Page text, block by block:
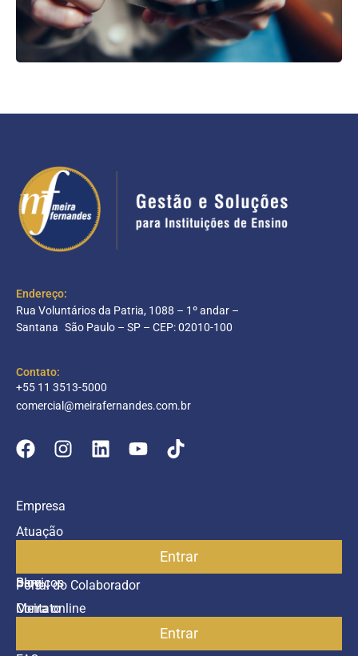
Endereço:
Rua Voluntários da Patria, 1088 – 1º andar –
Santana São Paulo – SP – CEP: 02010-100
Contato:
+55 11 3513-5000
comercial@meirafernandes.com.br
Empresa
Atuação
Blog
Contato
Portal do Colaborador
Entrar
Serviços
Meira online
Entrar